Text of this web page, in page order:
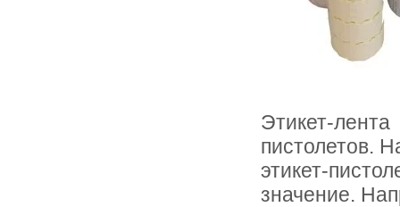
Этикет-
пистолетов.
этикет-
значение.